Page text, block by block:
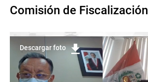
Comisión de Fiscalización
Descargar foto